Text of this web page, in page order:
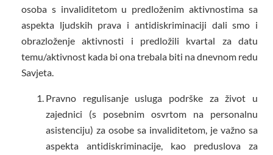
osoba s invaliditetom u predloženim aktivnostima sa
aspekta ljudskih prava i antidiskriminaciji dali smo i
obrazloženje aktivnosti i predložili kvartal za datu
temu/aktivnost kada bi ona trebala biti na dnevnom redu
Savjeta.
Pravno regulisanje usluga podrške za život u
zajednici (s posebnim osvrtom na personalnu
asistenciju) za osobe sa invaliditetom, je važno sa
aspekta antidiskriminacije, kao preduslova za